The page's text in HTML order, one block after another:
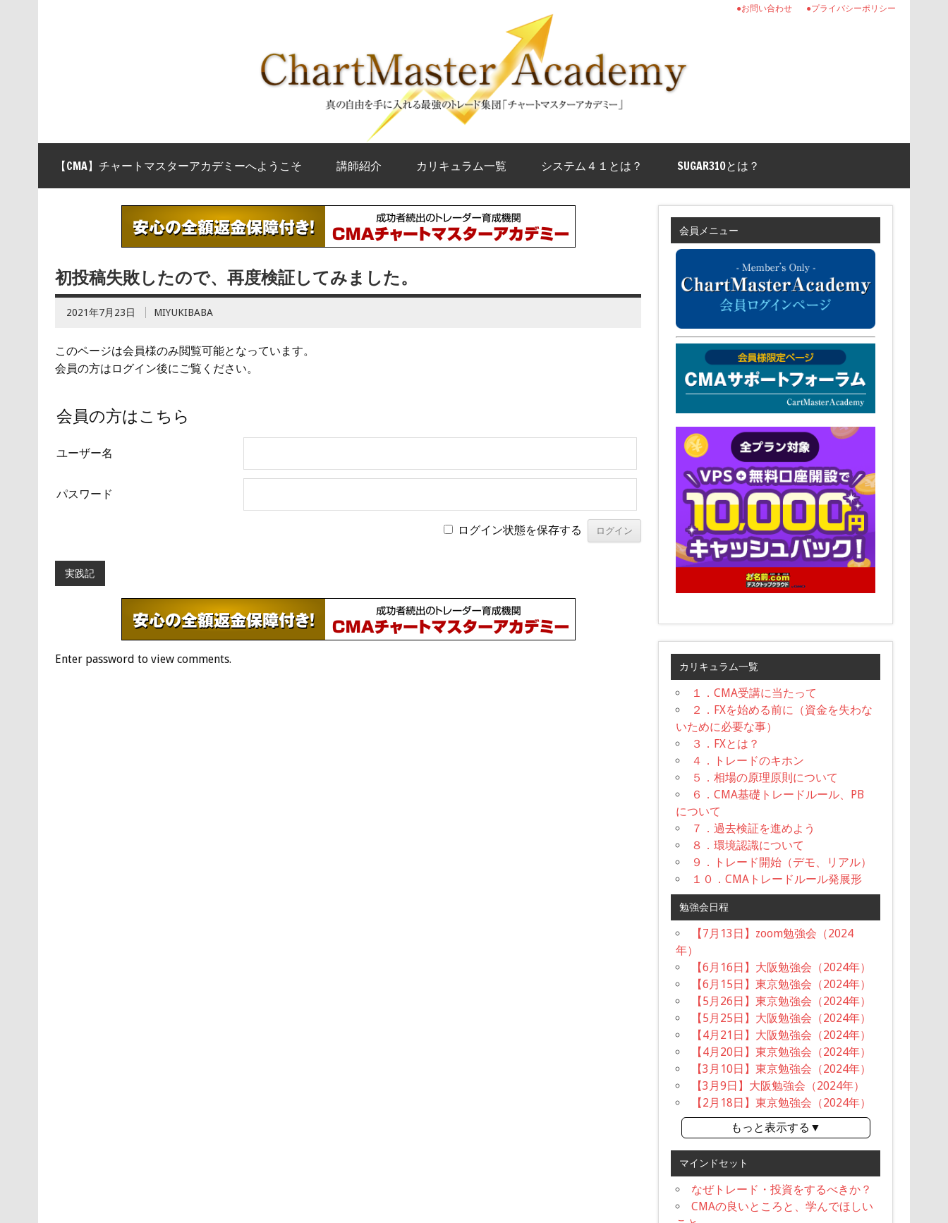
●プライバシーポリシー
●お問い合わせ
【CMA】チャートマスターアカデミーへようこそ 講師紹介 カリキュラム一覧 システム４１とは？ SUGAR310とは？
初投稿失敗したので、再度検証してみました。
2021年7月23日 MIYUKIBABA
このページは会員様のみ閲覧可能となっています。
会員の方はログイン後にご覧ください。
会員の方はこちら
ユーザー名
パスワード
ログイン状態を保存する
実践記
Enter password to view comments.
会員メニュー
カリキュラム一覧
１．CMA受講に当たって
２．FXを始める前に（資金を失わな
いために必要な事）
３．FXとは？
４．トレードのキホン
５．相場の原理原則について
６．CMA基礎トレードルール、PB
について
７．過去検証を進めよう
８．環境認識について
９．トレード開始（デモ、リアル）
１０．CMAトレードルール発展形
勉強会日程
【7月13日】zoom勉強会（2024
年）
【6月16日】大阪勉強会（2024年）
【6月15日】東京勉強会（2024年）
【5月26日】東京勉強会（2024年）
【5月25日】大阪勉強会（2024年）
【4月21日】大阪勉強会（2024年）
【4月20日】東京勉強会（2024年）
【3月10日】東京勉強会（2024年）
【3月9日】大阪勉強会（2024年）
【2月18日】東京勉強会（2024年）
もっと表示する▼
マインドセット
なぜトレード・投資をするべきか？
CMAの良いところと、学んでほしい